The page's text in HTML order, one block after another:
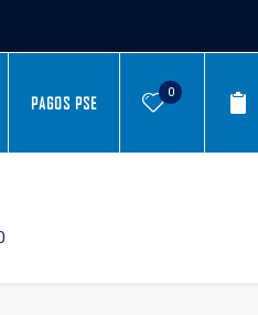
PAGOS PSE
0